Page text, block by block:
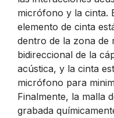
micrófono y la cinta.
elemento de cinta
dentro de la zona
bidireccional de la
acústica, y la cinta
micrófono para
Finalmente, la malla
grabada